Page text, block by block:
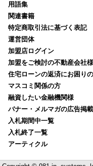
用語集
関連書籍
特定商取引法に基づく表記
運営団体
加盟店ログイン
加盟をご検討の不動産会社様
住宅ローンの返済にお困り
マスコミ関係の方
融資したい金融機関様
バナー・メルマガの広告掲載
入札期間中一覧
入札終了一覧
アーティクル